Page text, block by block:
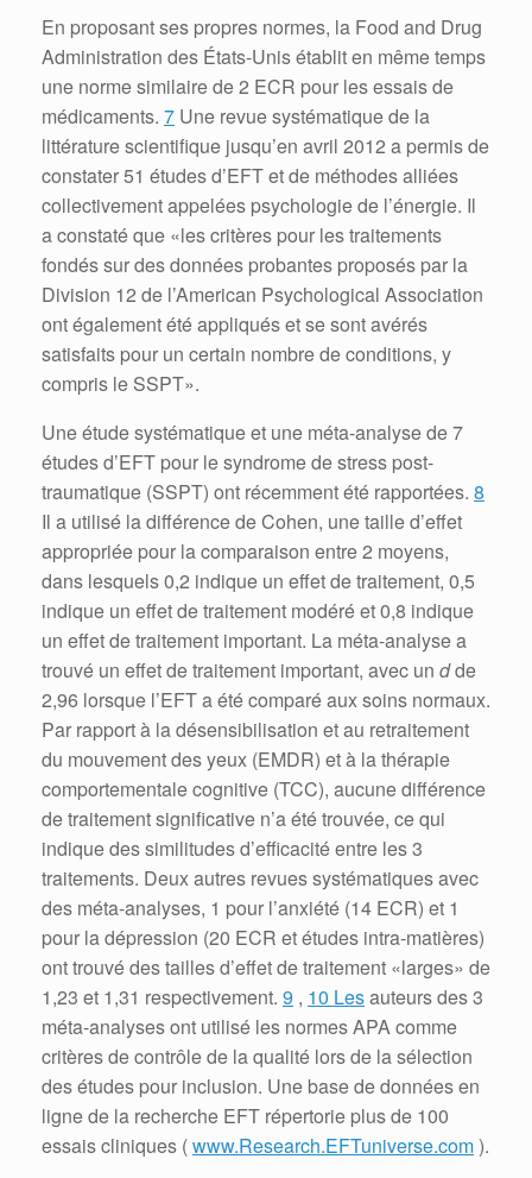
En proposant ses propres normes, la Food and Drug
Administration des États-Unis établit en même temps
une norme similaire de 2 ECR pour les essais de
médicaments. 7 Une revue systématique de la
littérature scientifique jusqu’en avril 2012 a permis de
constater 51 études d’EFT et de méthodes alliées
collectivement appelées psychologie de l’énergie. Il
a constaté que «les critères pour les traitements
fondés sur des données probantes proposés par la
Division 12 de l’American Psychological Association
ont également été appliqués et se sont avérés
satisfaits pour un certain nombre de conditions, y
compris le SSPT».
Une étude systématique et une méta-analyse de 7
études d’EFT pour le syndrome de stress post-
traumatique (SSPT) ont récemment été rapportées. 8
Il a utilisé la différence de Cohen, une taille d’effet
appropriée pour la comparaison entre 2 moyens,
dans lesquels 0,2 indique un effet de traitement, 0,5
indique un effet de traitement modéré et 0,8 indique
un effet de traitement important. La méta-analyse a
trouvé un effet de traitement important, avec un dde
2,96 lorsque l’EFT a été comparé aux soins normaux.
Par rapport à la désensibilisation et au retraitement
du mouvement des yeux (EMDR) et à la thérapie
comportementale cognitive (TCC), aucune différence
de traitement significative n’a été trouvée, ce qui
indique des similitudes d’efficacité entre les 3
traitements. Deux autres revues systématiques avec
des méta-analyses, 1 pour l’anxiété (14 ECR) et 1
pour la dépression (20 ECR et études intra-matières)
ont trouvé des tailles d’effet de traitement «larges» de
1,23 et 1,31 respectivement. 9 , 10 Lesauteurs des 3
méta-analyses ont utilisé les normes APA comme
critères de contrôle de la qualité lors de la sélection
des études pour inclusion. Une base de données en
ligne de la recherche EFT répertorie plus de 100
essais cliniques (www.Research.EFTuniverse.com).